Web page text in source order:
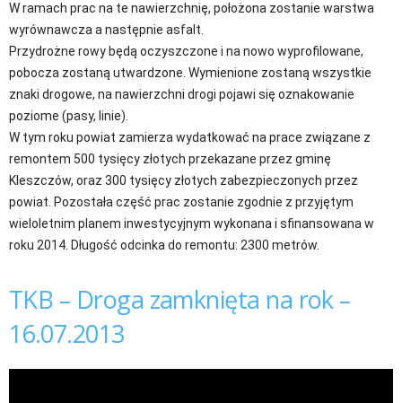
W ramach prac na te nawierzchnię, położona zostanie warstwa
wyrównawcza a następnie asfalt.
Przydrożne rowy będą oczyszczone i na nowo wyprofilowane,
pobocza zostaną utwardzone. Wymienione zostaną wszystkie
znaki drogowe, na nawierzchni drogi pojawi się oznakowanie
poziome (pasy, linie).
W tym roku powiat zamierza wydatkować na prace związane z
remontem 500 tysięcy złotych przekazane przez gminę
Kleszczów, oraz 300 tysięcy złotych zabezpieczonych przez
powiat. Pozostała część prac zostanie zgodnie z przyjętym
wieloletnim planem inwestycyjnym wykonana i sfinansowana w
roku 2014. Długość odcinka do remontu: 2300 metrów.
TKB – Droga zamknięta na rok –
16.07.2013